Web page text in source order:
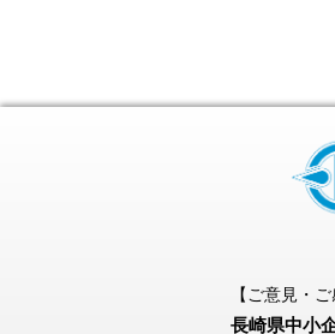
【ご意見・
長崎県中小